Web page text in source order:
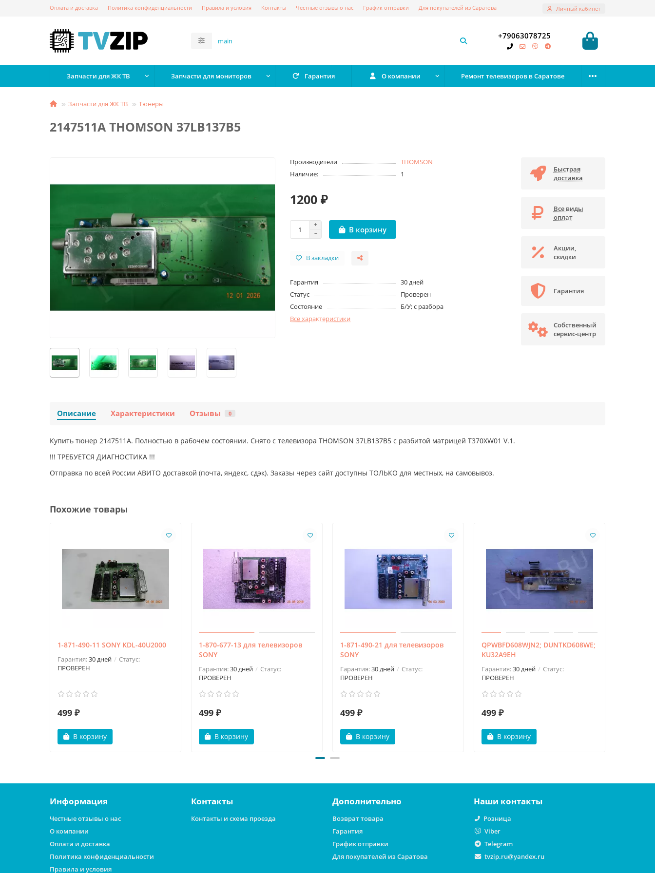
Оплата и доставка Политика конфиденциальности Правила и условия Контакты Честные отзывы о нас График отправки Для покупателей из Саратова Личный кабинет
+79063078725
Запчасти для ЖК ТВ Запчасти для мониторов Гарантия О компании Ремонт телевизоров в Саратове
Запчасти для ЖК ТВ Тюнеры
2147511A THOMSON 37LB137B5
Производители
THOMSON
Наличие:
1
1200 ₽
В корзину
В закладки
Гарантия
30 дней
Статус
Проверен
Состояние
Б/У; с разбора
Все характеристики
Быстрая
доставка
Все виды
оплат
Акции,
скидки
Гарантия
Собственный
сервис-центр
Описание Характеристики Отзывы 0
Купить тюнер 2147511A. Полностью в рабочем состоянии. Снято с телевизора THOMSON 37LB137B5 с разбитой матрицей T370XW01 V.1.
!!! ТРЕБУЕТСЯ ДИАГНОСТИКА !!!
Отправка по всей России АВИТО доставкой (почта, яндекс, сдэк). Заказы через сайт доступны ТОЛЬКО для местных, на самовывоз.
Похожие товары
1-871-490-11 SONY KDL-40U2000
Гарантия:30 дней
Статус:
ПРОВЕРЕН
499 ₽
В корзину
1-870-677-13 для телевизоров
SONY
Гарантия:30 дней
Статус:
ПРОВЕРЕН
499 ₽
В корзину
1-871-490-21 для телевизоров
SONY
Гарантия:30 дней
Статус:
ПРОВЕРЕН
499 ₽
В корзину
QPWBFD608WJN2; DUNTKD608WE;
KU32A9EH
Гарантия:30 дней
Статус:
ПРОВЕРЕН
499 ₽
В корзину
Информация
Честные отзывы о нас
О компании
Оплата и доставка
Политика конфиденциальности
Правила и условия
Контакты
Контакты и схема проезда
Дополнительно
Возврат товара
Гарантия
График отправки
Для покупателей из Саратова
Наши контакты
Розница
Viber
Telegram
tvzip.ru@yandex.ru